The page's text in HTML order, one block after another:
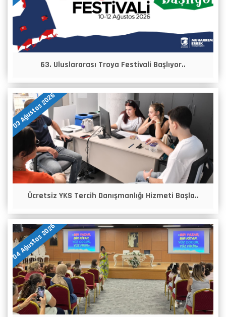
63. Uluslararası Troya Festivali Başlıyor..
03 Ağustos 2026
Ücretsiz YKS Tercih Danışmanlığı Hizmeti Başla..
04 Ağustos 2026